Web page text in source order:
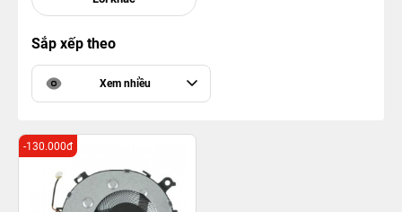
Sắp xếp theo
Xem nhiều
-130.000đ